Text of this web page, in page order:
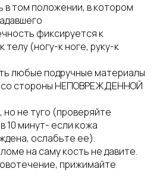
в том положении, в котором
фиксируется к
телу (ногу-к ноге, руку-к
любые подручные материалы
со стороны НЕПОВРЕЖДЕННОЙ
но не туго (проверяйте
10 минут- если кожа
ослабьте ее).
на саму кость не давите.
прижимайте